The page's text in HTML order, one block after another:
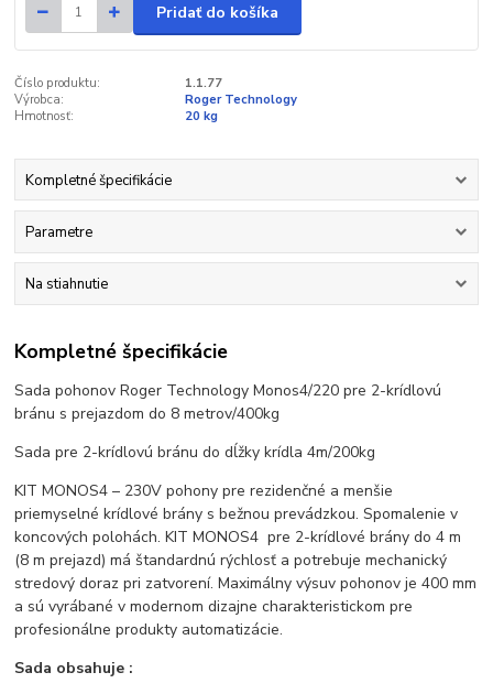
Pridať do košíka
Číslo produktu:
1.1.77
Výrobca:
Roger Technology
Hmotnosť:
20 kg
Kompletné špecifikácie
Parametre
Na stiahnutie
Kompletné špecifikácie
Sada pohonov Roger Technology Monos4/220 pre 2-krídlovú
bránu s prejazdom do 8 metrov/400kg
Sada pre 2-krídlovú bránu do dĺžky krídla 4m/200kg
KIT MONOS4 – 230V pohony pre rezidenčné a menšie
priemyselné krídlové brány s bežnou prevádzkou. Spomalenie v
koncových polohách. KIT MONOS4 pre 2-krídlové brány do 4 m
(8 m prejazd) má štandardnú rýchlosť a potrebuje mechanický
stredový doraz pri zatvorení. Maximálny výsuv pohonov je 400 mm
a sú vyrábané v modernom dizajne charakteristickom pre
profesionálne produkty automatizácie.
Sada obsahuje :